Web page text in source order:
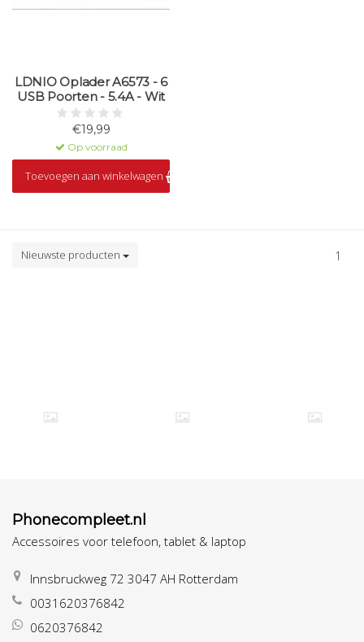
LDNIO Oplader A6573 - 6
USB Poorten - 5.4A - Wit
€19,99
Op voorraad
Toevoegen aan winkelwagen
Nieuwste producten 1
Phonecompleet.nl
Accessoires voor telefoon, tablet & laptop
Innsbruckweg 72 3047 AH Rotterdam
0031620376842
0620376842